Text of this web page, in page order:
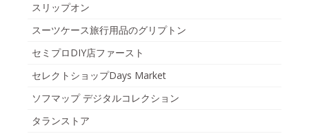
スリップオン
スーツケース旅行用品のグリプトン
セミプロDIY店ファースト
セレクトショップDays Market
ソフマップ デジタルコレクション
タランストア